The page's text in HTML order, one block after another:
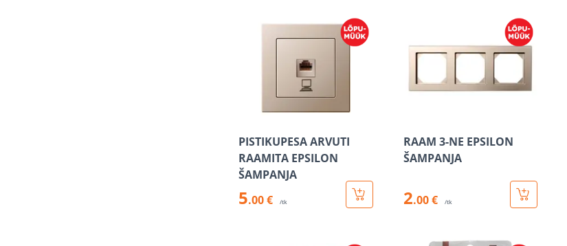
PISTIKUPESA ARVUTI
RAAMITA EPSILON
ŠAMPANJA
5.00 € /tk
RAAM 3-NE EPSILON
ŠAMPANJA
2.00 € /tk